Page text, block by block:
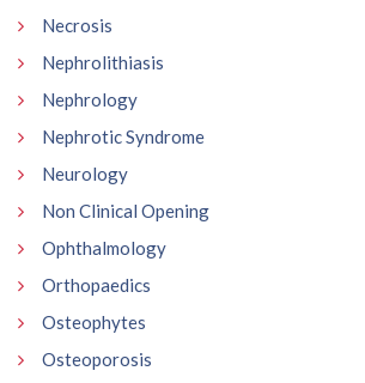
Necrosis
Nephrolithiasis
Nephrology
Nephrotic Syndrome
Neurology
Non Clinical Opening
Ophthalmology
Orthopaedics
Osteophytes
Osteoporosis